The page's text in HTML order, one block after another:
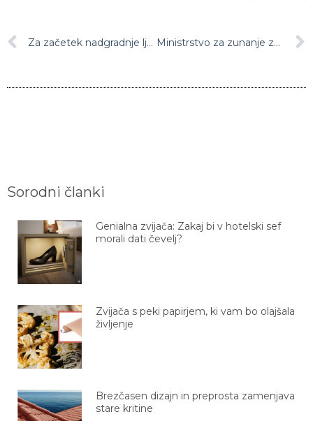
Za začetek nadgradnje ljubljanske železniške postaje zrušitev in zamenjava nadvoza nad Dunajsko cesto Ministrstvo za zunanje zadeve slovenske državljane poziva, naj zapustijo Ukrajino
Sorodni članki
Genialna zvijača: Zakaj bi v hotelski sef
morali dati čevelj?
Zvijača s peki papirjem, ki vam bo olajšala
življenje
Brezčasen dizajn in preprosta zamenjava
stare kritine